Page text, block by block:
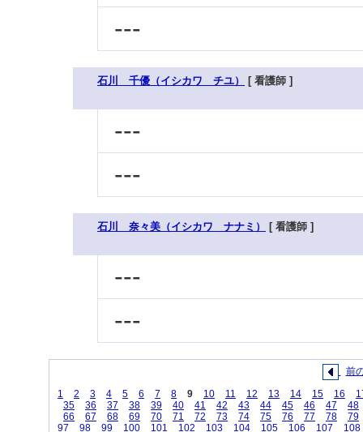
---
石川 千優（イシカワ チユ） [ 看護師 ]
---
---
石川 奈々美（イシカワ ナナミ） [ 看護師 ]
---
---
前
1
2 3 4 5 6 7 8 9 10 11 12 13 14 15 16
35
36 37 38 39 40 41 42 43 44 45 46 47
48
66
67 68 69 70 71 72 73 74 75 76 77 78
79
97
98 99 100 101 102 103 104 105 106 107 108